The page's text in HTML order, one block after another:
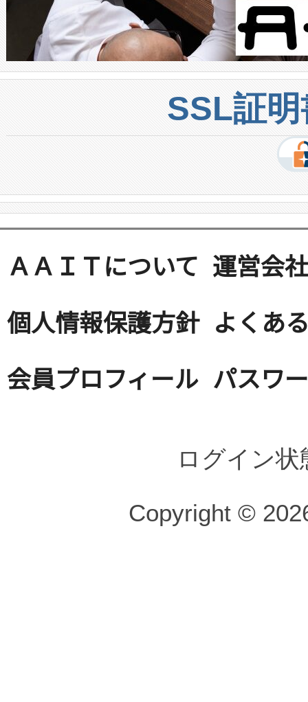
SSL証
ＡＡＩＴについて 運営会社
個人情報保護方針 よくあ
会員プロフィール パスワ
ログイン
Copyright ©